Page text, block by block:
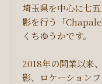
埼玉県を中心に七
影を行う「
くちゆうかです。
2018年の開業以来
影、ロケーション